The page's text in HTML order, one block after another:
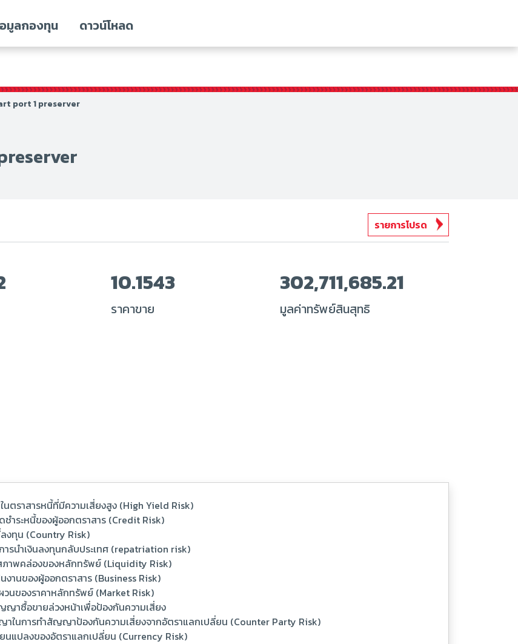
port 1 preserver
มูลกองทุน ดาวน์โหลด
รายการโปรด
10.1543
ราคาขาย
302,711,685.21
มูลค่าทรัพย์สินสุทธิ
นตราสารหนี้ที่มีความเสี่ยงสูง (High Yield Risk)
ชำระหนี้ของผู้ออกตราสาร (Credit Risk)
ลงทุน (Country Risk)
ารนำเงินลงทุนกลับประเทศ (repatriation risk)
ภาพคล่องของหลักทรัพย์ (Liquidity Risk)
งานของผู้ออกตราสาร (Business Risk)
วนของราคาหลักทรัพย์ (Market Risk)
ญาซื้อขายล่วงหน้าเพื่อป้องกันความเสี่ยง
าในการทำสัญญาป้องกันความเสี่ยงจากอัตราแลกเปลี่ยน (Counter Party Risk)
ยนแปลงของอัตราแลกเปลี่ยน (Currency Risk)